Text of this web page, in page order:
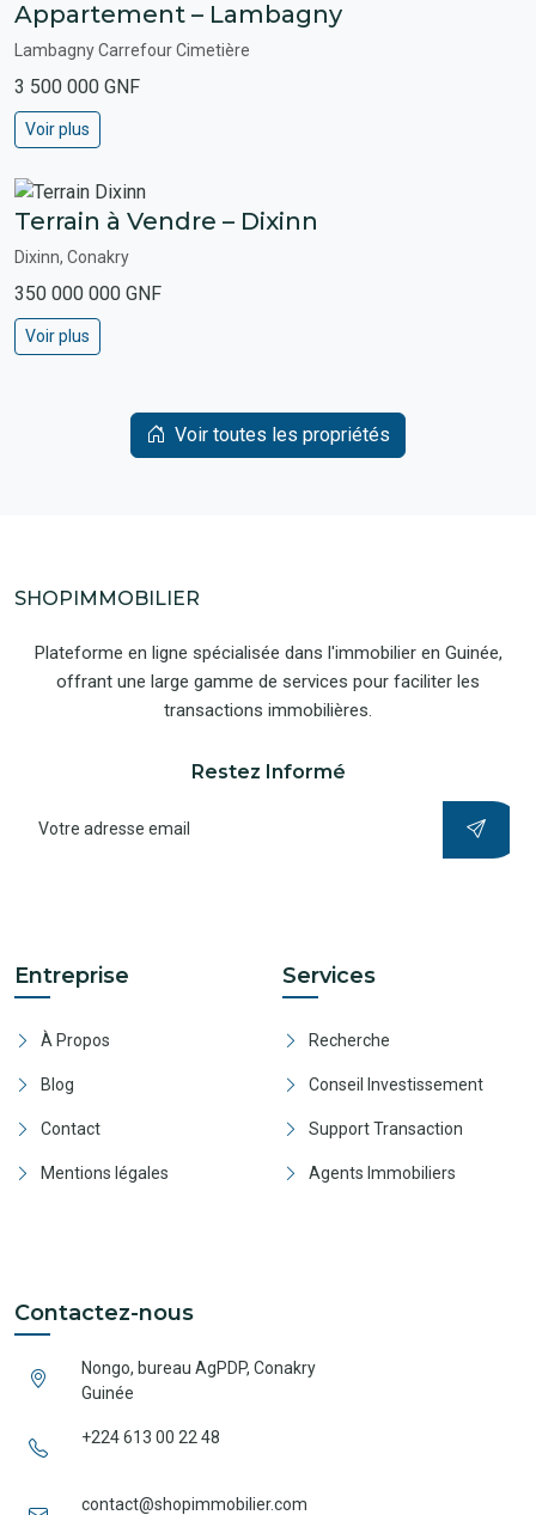
Appartement – Lambagny
Lambagny Carrefour Cimetière
3 500 000 GNF
Voir plus
Terrain à Vendre – Dixinn
Dixinn, Conakry
350 000 000 GNF
Voir plus
Voir toutes les propriétés
SHOPIMMOBILIER
Plateforme en ligne spécialisée dans l'immobilier en Guinée,
offrant une large gamme de services pour faciliter les
transactions immobilières.
Restez Informé
Entreprise
À Propos
Blog
Contact
Mentions légales
Services
Recherche
Conseil Investissement
Support Transaction
Agents Immobiliers
Contactez-nous
Nongo, bureau AgPDP, Conakry
Guinée
+224 613 00 22 48
contact@shopimmobilier.com